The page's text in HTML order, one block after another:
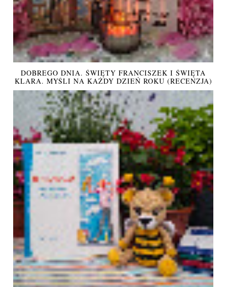
DOBREGO DNIA. ŚWIĘTY FRANCISZEK I ŚWIĘTA
KLARA. MYŚLI NA KAŻDY DZIEŃ ROKU (RECENZJA)